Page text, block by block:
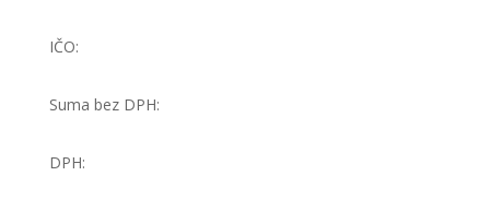
IČO:
Suma bez DPH:
DPH: